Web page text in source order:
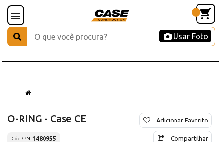
Usar Foto
O-RING - Case CE
Cód./PN 1480955
Adicionar Favorito
Compartilhar